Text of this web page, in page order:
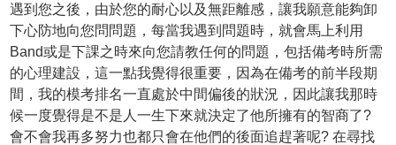
遇到您之後，由於您的耐心以及無距離感，讓我願意能夠卸
下心防地向您問問題，每當我遇到問題時，就會馬上利用
Band或是下課之時來向您請教任何的問題，包括備考時所需
的心理建設，這一點我覺得很重要，因為在備考的前半段期
間，我的模考排名一直處於中間偏後的狀況，因此讓我那時
候一度覺得是不是人一生下來就決定了他所擁有的智商了?
會不會我再多努力也都只會在他們的後面追趕著呢? 在尋找